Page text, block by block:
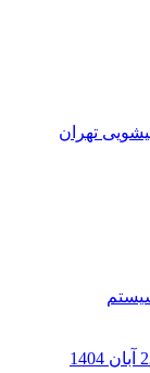
تهران